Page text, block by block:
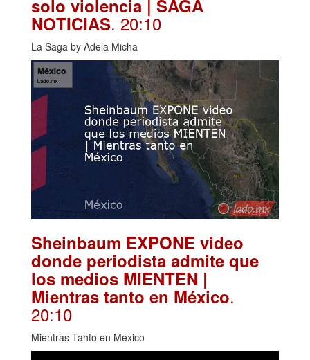
solo violencia | SAGA
NOTICIAS. 20:10
La Saga by Adela Micha
Sheinbaum EXPONE video
donde periodista admite que
los medios MIENTEN |
Mientras tanto en México.
20:10
Mientras Tanto en México